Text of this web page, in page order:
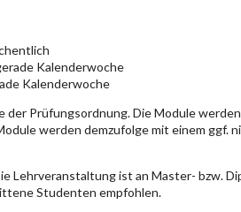
Kalenderwoche
Kalenderwoche
der Prüfungsordnung. Die Module
werden demzufolge mit einem ggf.
Lehrveranstaltung ist an Master- bzw.
Studenten empfohlen.